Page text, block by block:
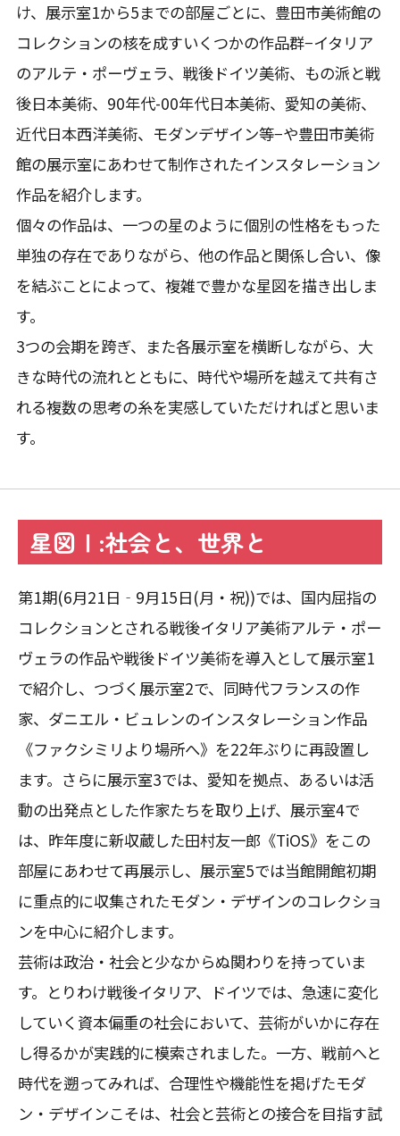
け、展示室1から5までの部屋ごとに、豊田市美術館の
コレクションの核を成すいくつかの作品群−イタリア
のアルテ・ポーヴェラ、戦後ドイツ美術、もの派と戦
後日本美術、90年代-00年代日本美術、愛知の美術、
近代日本西洋美術、モダンデザイン等−や豊田市美術
館の展示室にあわせて制作されたインスタレーション
作品を紹介します。
個々の作品は、一つの星のように個別の性格をもった
単独の存在でありながら、他の作品と関係し合い、像
を結ぶことによって、複雑で豊かな星図を描き出しま
す。
3つの会期を跨ぎ、また各展示室を横断しながら、大
きな時代の流れとともに、時代や場所を越えて共有さ
れる複数の思考の糸を実感していただければと思いま
す。
星図Ⅰ:社会と、世界と
第1期(6月21日‐9月15日(月・祝))では、国内屈指の
コレクションとされる戦後イタリア美術アルテ・ポー
ヴェラの作品や戦後ドイツ美術を導入として展示室1
で紹介し、つづく展示室2で、同時代フランスの作
家、ダニエル・ビュレンのインスタレーション作品
《ファクシミリより場所へ》を22年ぶりに再設置し
ます。さらに展示室3では、愛知を拠点、あるいは活
動の出発点とした作家たちを取り上げ、展示室4で
は、昨年度に新収蔵した田村友一郎《TiOS》をこの
部屋にあわせて再展示し、展示室5では当館開館初期
に重点的に収集されたモダン・デザインのコレクショ
ンを中心に紹介します。
芸術は政治・社会と少なからぬ関わりを持っていま
す。とりわけ戦後イタリア、ドイツでは、急速に変化
していく資本偏重の社会において、芸術がいかに存在
し得るかが実践的に模索されました。一方、戦前へと
時代を遡ってみれば、合理性や機能性を掲げたモダ
ン・デザインこそは、社会と芸術との接合を目指す試